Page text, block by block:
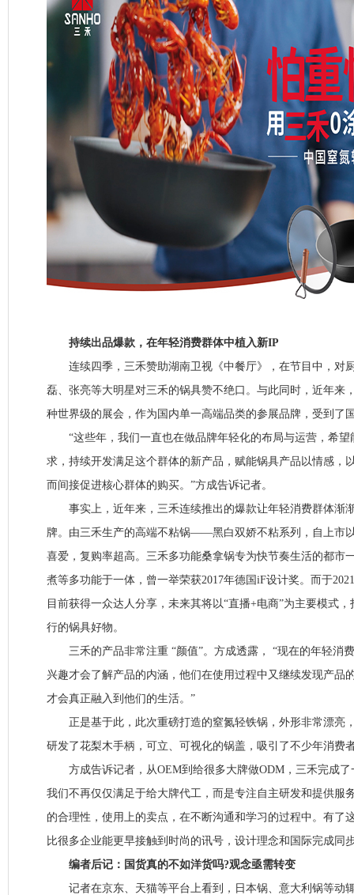
持续出品爆款，在年轻消费群体中植入新IP
连续四季，三禾赞助湖南卫视《中餐厅》，在节目中，对
磊、张亮等大明星对三禾的锅具赞不绝口。与此同时，近年来
种世界级的展会，作为国内单一高端品类的参展品牌，受到了
“这些年，我们一直也在做品牌年轻化的布局与运营，希望
求，持续开发满足这个群体的新产品，赋能锅具产品以情感，
而间接促进核心群体的购买。”方成告诉记者。
事实上，近年来，三禾连续推出的爆款让年轻消费群体渐
牌。由三禾生产的高端不粘锅——黑白双娇不粘系列，自上市
喜爱，复购率超高。三禾多功能桑拿锅专为快节奏生活的都市
煮等多功能于一体，曾一举荣获2017年德国iF设计奖。而于
目前获得一众达人分享，未来其将以“直播+电商”为主要模式
行的锅具好物。
三禾的产品非常注重 “颜值”。方成透露， “现在的年轻消
兴趣才会了解产品的内涵，他们在使用过程中又继续发现产品
才会真正融入到他们的生活。”
正是基于此，此次重磅打造的窒氮轻铁锅，外形非常漂亮
研发了花梨木手柄，可立、可视化的锅盖，吸引了不少年消费
方成告诉记者，从OEM到给很多大牌做ODM，三禾完成了
我们不再仅仅满足于给大牌代工，而是专注自主研发和提供服
的合理性，使用上的卖点，在不断沟通和学习的过程中。有了
比很多企业能更早接触到时尚的讯号，设计理念和国际完成同
编者后记：国货真的不如洋货吗?观念亟需转变
记者在京东、天猫等平台上看到，日本锅、意大利锅等动